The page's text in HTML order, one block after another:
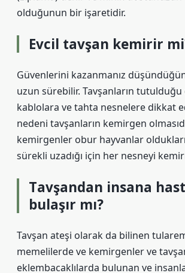
olduğunun bir işaretidir.
Evcil tavşan kemirir
Güvenlerini kazanmanız
uzun sürebilir. Tavşanların
kablolara ve tahta nesnelere dikkat
nedeni tavşanların kemirgen
kemirgenler obur hayvanlar
sürekli uzadığı için her nesneyi
Tavşandan insana
bulaşır mı?
Tavşan ateşi olarak da bilinen
memelilerde ve kemirgenler ve
eklembacaklılarda bulunan ve